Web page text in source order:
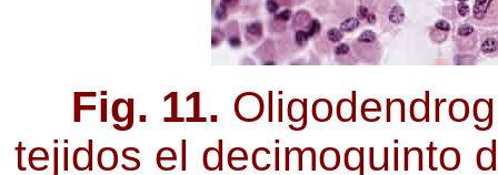
Fig. 11.
tejidos el decimoquinto